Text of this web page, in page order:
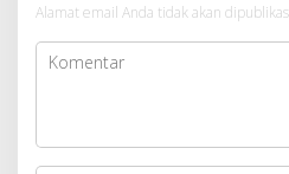
Alamat email Anda tidak akan